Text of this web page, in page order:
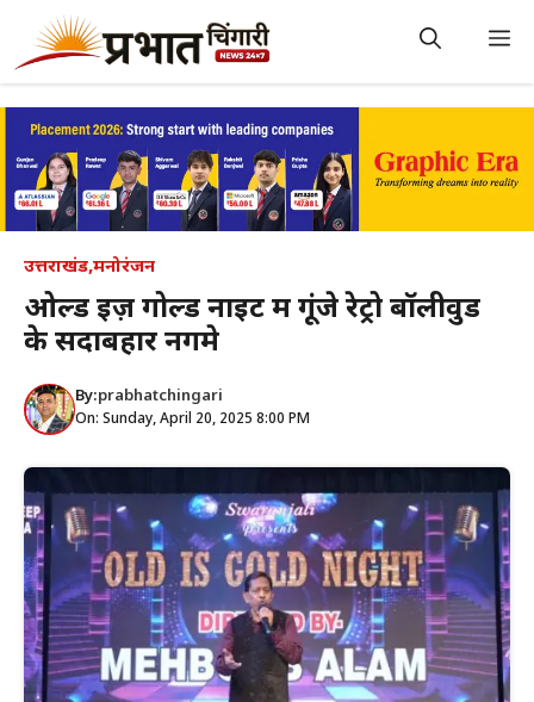
content
उत्तराखंड,मनोरंजन
ओल्ड इज़ गोल्ड नाइट में गूंजे रेट्रो बॉलीवुड
के सदाबहार नगमे
By:prabhatchingari
On: Sunday, April 20, 2025 8:00 PM